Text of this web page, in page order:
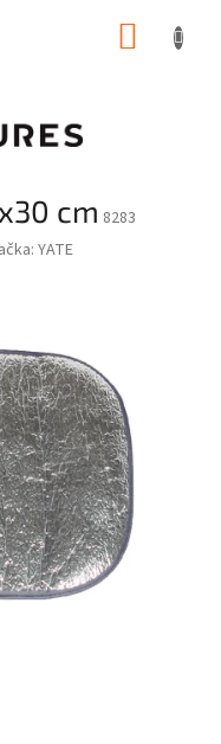
cm 8283
YATE